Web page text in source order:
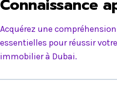
Connaissance
Acquérez une
essentielles pour réussir
immobilier à Dubai.